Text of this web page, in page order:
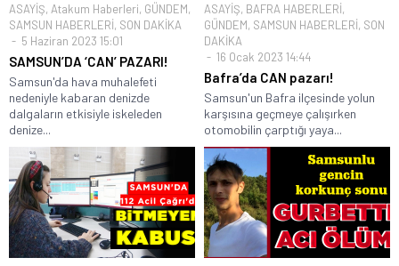
ASAYİŞ, Atakum Haberleri, GÜNDEM,
SAMSUN HABERLERİ, SON DAKİKA
5 Haziran 2023 15:01
SAMSUN’DA ‘CAN’ PAZARI!
Samsun'da hava muhalefeti
nedeniyle kabaran denizde
dalgaların etkisiyle iskeleden
denize...
ASAYİŞ, BAFRA HABERLERİ,
GÜNDEM, SAMSUN HABERLERİ, SON
DAKİKA
16 Ocak 2023 14:44
Bafra’da CAN pazarı!
Samsun'un Bafra ilçesinde yolun
karşısına geçmeye çalışırken
otomobilin çarptığı yaya...